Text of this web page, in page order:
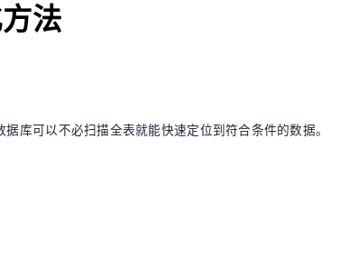
法
库可以不必扫描全表就能快速定位到符合条件的数据。